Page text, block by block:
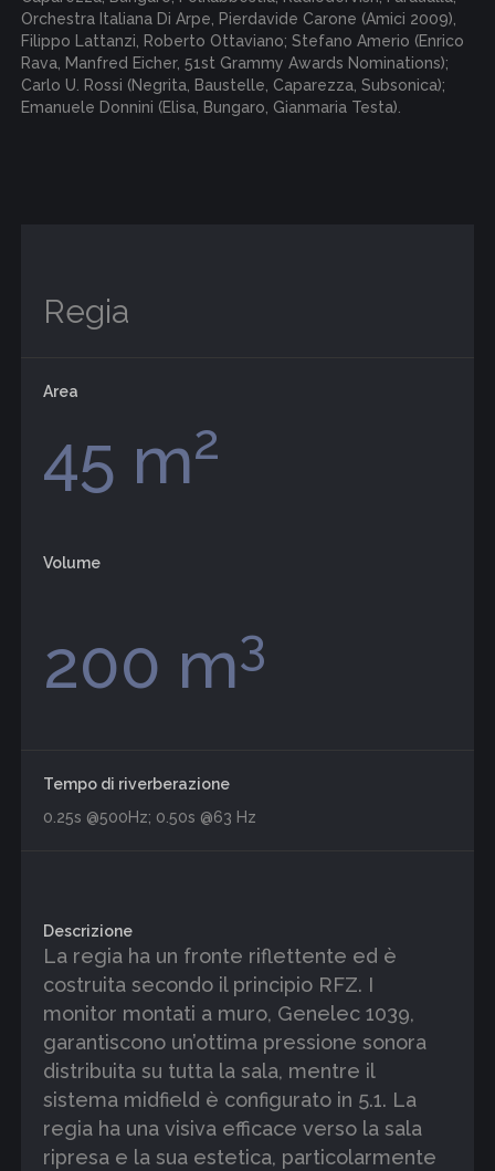
Orchestra Italiana Di Arpe, Pierdavide Carone (Amici 2009),
Filippo Lattanzi, Roberto Ottaviano; Stefano Amerio (Enrico
Rava, Manfred Eicher, 51st Grammy Awards Nominations);
Carlo U. Rossi (Negrita, Baustelle, Caparezza, Subsonica);
Emanuele Donnini (Elisa, Bungaro, Gianmaria Testa).
Regia
Area
45 m2
Volume
200 m3
Tempo di riverberazione
0.25s @500Hz; 0.50s @63 Hz
Descrizione
La regia ha un fronte riflettente ed è
costruita secondo il principio RFZ. I
monitor montati a muro, Genelec 1039,
garantiscono un’ottima pressione sonora
distribuita su tutta la sala, mentre il
sistema midfield è configurato in 5.1. La
regia ha una visiva efficace verso la sala
ripresa e la sua estetica, particolarmente